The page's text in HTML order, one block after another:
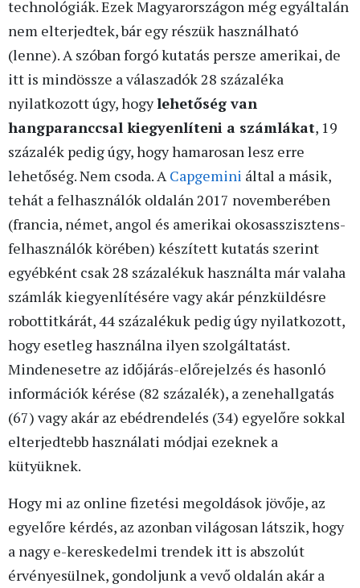
technológiák. Ezek Magyarországon még egyáltalán
nem elterjedtek, bár egy részük használható
(lenne). A szóban forgó kutatás persze amerikai, de
itt is mindössze a válaszadók 28 százaléka
nyilatkozott úgy, hogylehetőség van
hangparanccsal kiegyenlíteni a számlákat, 19
százalék pedig úgy, hogy hamarosan lesz erre
lehetőség. Nem csoda. ACapgemini által a másik,
tehát a felhasználók oldalán 2017 novemberében
(francia, német, angol és amerikai okosasszisztens-
felhasználók körében) készített kutatás szerint
egyébként csak 28 százalékuk használta már valaha
számlák kiegyenlítésére vagy akár pénzküldésre
robottitkárát, 44 százalékuk pedig úgy nyilatkozott,
hogy esetleg használna ilyen szolgáltatást.
Mindenesetre az időjárás-előrejelzés és hasonló
információk kérése (82 százalék), a zenehallgatás
(67) vagy akár az ebédrendelés (34) egyelőre sokkal
elterjedtebb használati módjai ezeknek a
kütyüknek.
Hogy mi az online fizetési megoldások jövője, az
egyelőre kérdés, az azonban világosan látszik, hogy
a nagy e-kereskedelmi trendek itt is abszolút
érvényesülnek, gondoljunk a vevő oldalán akár a